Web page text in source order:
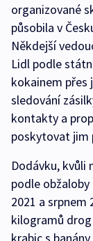
organizované
působila v
Někdejší
Lidl podle
kokainem přes
sledování
kontakty a
poskytovat jim
Dodávku, kvůli
podle
2021 a
kilogramů